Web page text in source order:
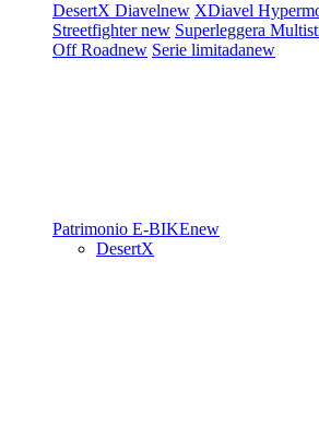
DesertX Diavelnew XDiavel
Streetfighternew Superleggera
Off Roadnew Serie limitadanew
Patrimonio E-BIKEnew
DesertX